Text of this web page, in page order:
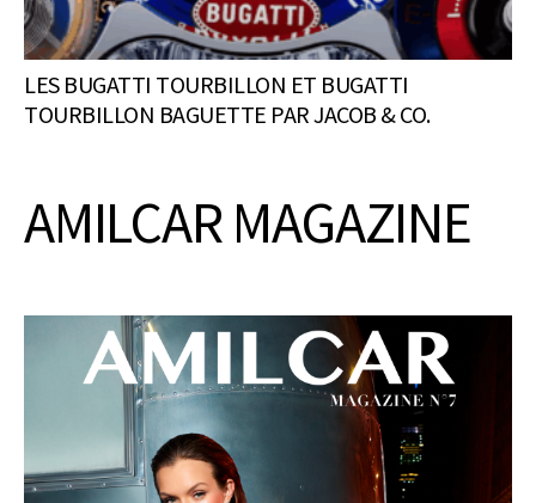
LES BUGATTI TOURBILLON ET BUGATTI
TOURBILLON BAGUETTE PAR JACOB & CO.
AMILCAR MAGAZINE